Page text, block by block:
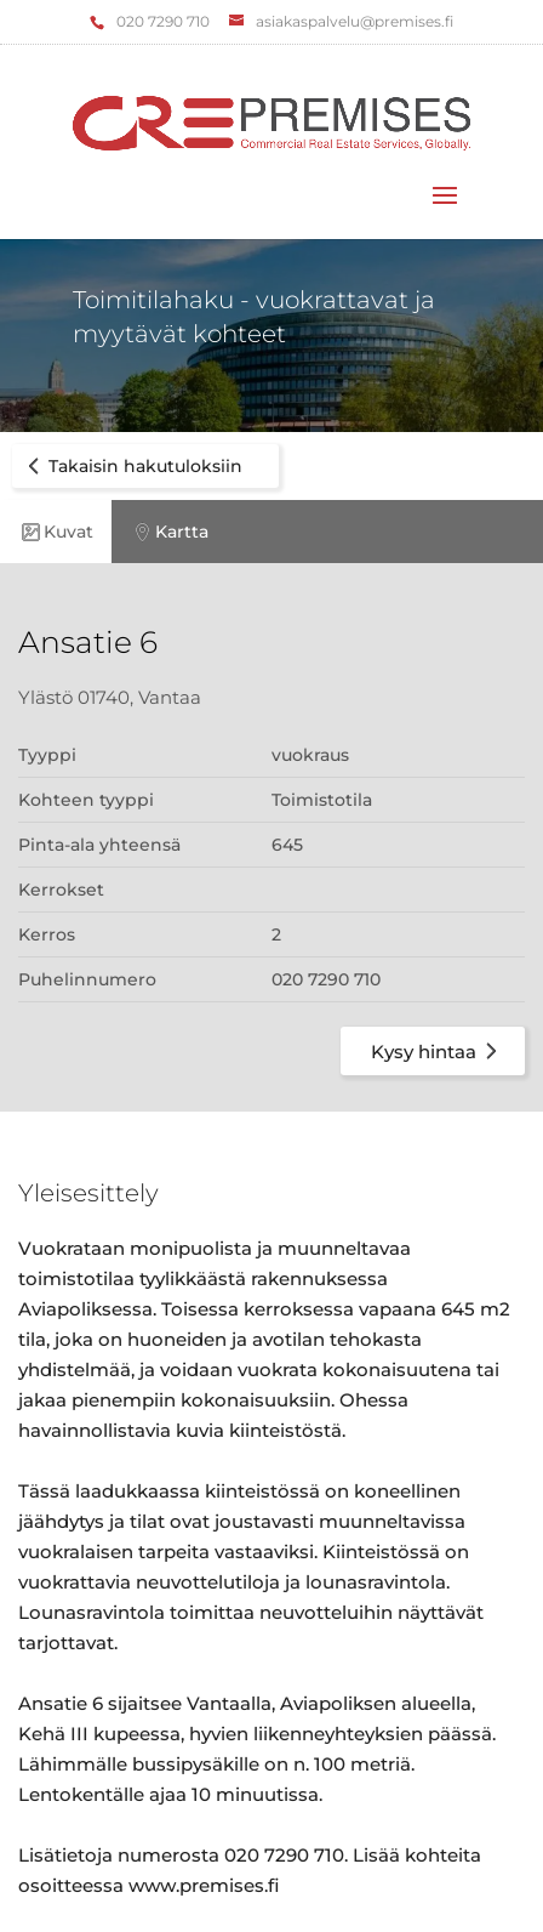
‌020 7290 710 asiakaspalvelu@premises.fi
Toimitilahaku - vuokrattavat ja
myytävät kohteet
Takaisin hakutuloksiin
Kuvat Kartta
Ansatie 6
Ylästö 01740, Vantaa
Tyyppi vuokraus
Kohteen tyyppi Toimistotila
Pinta-ala yhteensä 645
Kerrokset
Kerros 2
Puhelinnumero 020 7290 710
Kysy hintaa
Yleisesittely
Vuokrataan monipuolista ja muunneltavaa
toimistotilaa tyylikkäästä rakennuksessa
Aviapoliksessa. Toisessa kerroksessa vapaana 645 m2
tila, joka on huoneiden ja avotilan tehokasta
yhdistelmää, ja voidaan vuokrata kokonaisuutena tai
jakaa pienempiin kokonaisuuksiin. Ohessa
havainnollistavia kuvia kiinteistöstä.
Tässä laadukkaassa kiinteistössä on koneellinen
jäähdytys ja tilat ovat joustavasti muunneltavissa
vuokralaisen tarpeita vastaaviksi. Kiinteistössä on
vuokrattavia neuvottelutiloja ja lounasravintola.
Lounasravintola toimittaa neuvotteluihin näyttävät
tarjottavat.
Ansatie 6 sijaitsee Vantaalla, Aviapoliksen alueella,
Kehä III kupeessa, hyvien liikenneyhteyksien päässä.
Lähimmälle bussipysäkille on n. 100 metriä.
Lentokentälle ajaa 10 minuutissa.
Lisätietoja numerosta 020 7290 710. Lisää kohteita
osoitteessa www.premises.fi